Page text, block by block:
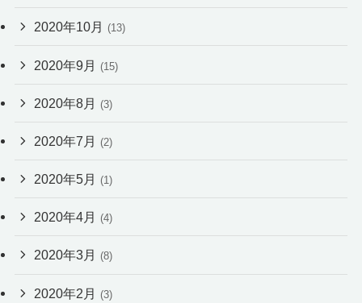
2020年10月 (13)
2020年9月 (15)
2020年8月 (3)
2020年7月 (2)
2020年5月 (1)
2020年4月 (4)
2020年3月 (8)
2020年2月 (3)